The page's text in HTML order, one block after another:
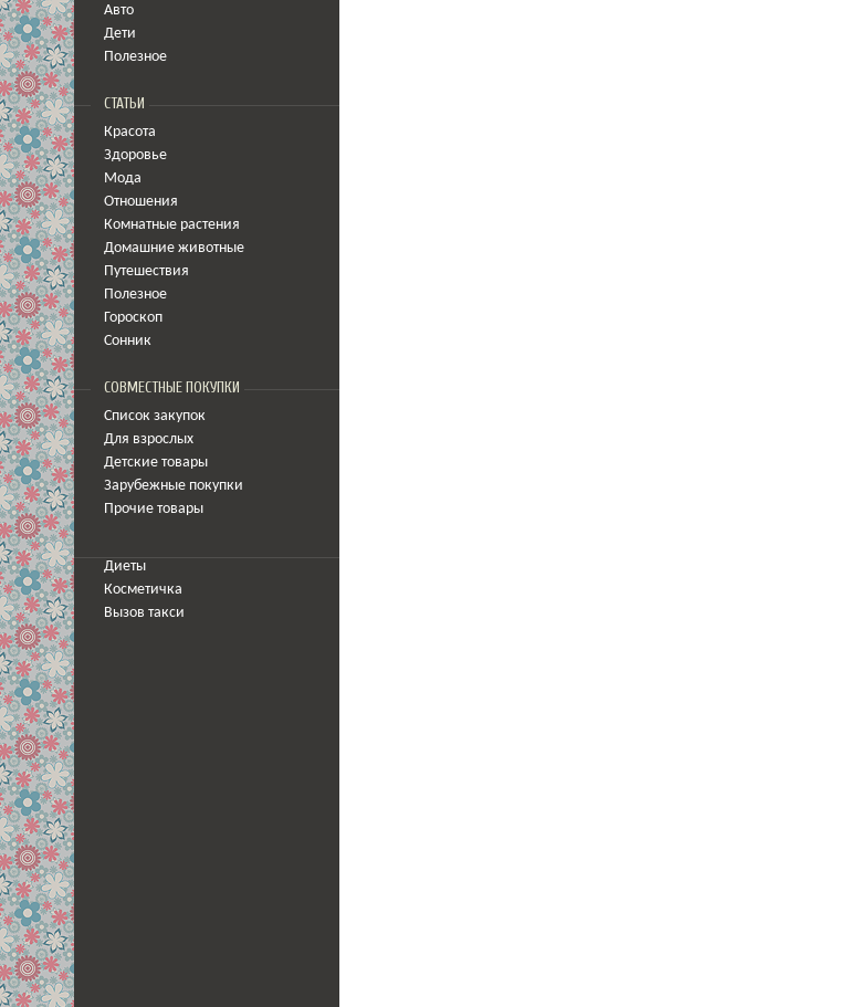
Авто
Дети
Полезное
СТАТЬИ
Красота
Здоровье
Мода
Отношения
Комнатные растения
Домашние животные
Путешествия
Полезное
Гороскоп
Сонник
СОВМЕСТНЫЕ ПОКУПКИ
Список закупок
Для взрослых
Детские товары
Зарубежные покупки
Прочие товары
Диеты
Косметичка
Вызов такси